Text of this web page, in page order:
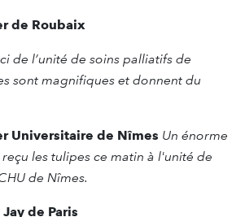
de Roubaix
de l’unité de soins palliatifs de
sont magnifiques et donnent du
Universitaire de Nîmes Un énorme
les tulipes ce matin à l'unité de
de Nîmes.
de Paris